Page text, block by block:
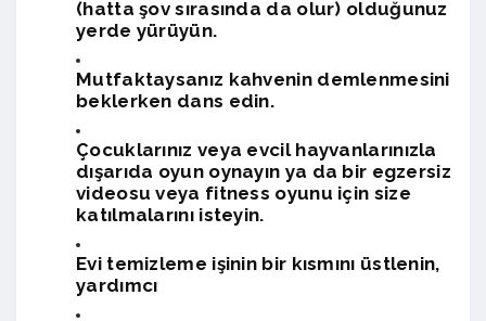
(hatta şov sırasında da olur) olduğunuz
yerde yürüyün.
Mutfaktaysanız kahvenin demlenmesini
beklerken dans edin.
Çocuklarınız veya evcil hayvanlarınızla
dışarıda oyun oynayın ya da bir egzersiz
videosu veya fitness oyunu için size
katılmalarını isteyin.
Evi temizleme işinin bir kısmını üstlenin,
yardımcı